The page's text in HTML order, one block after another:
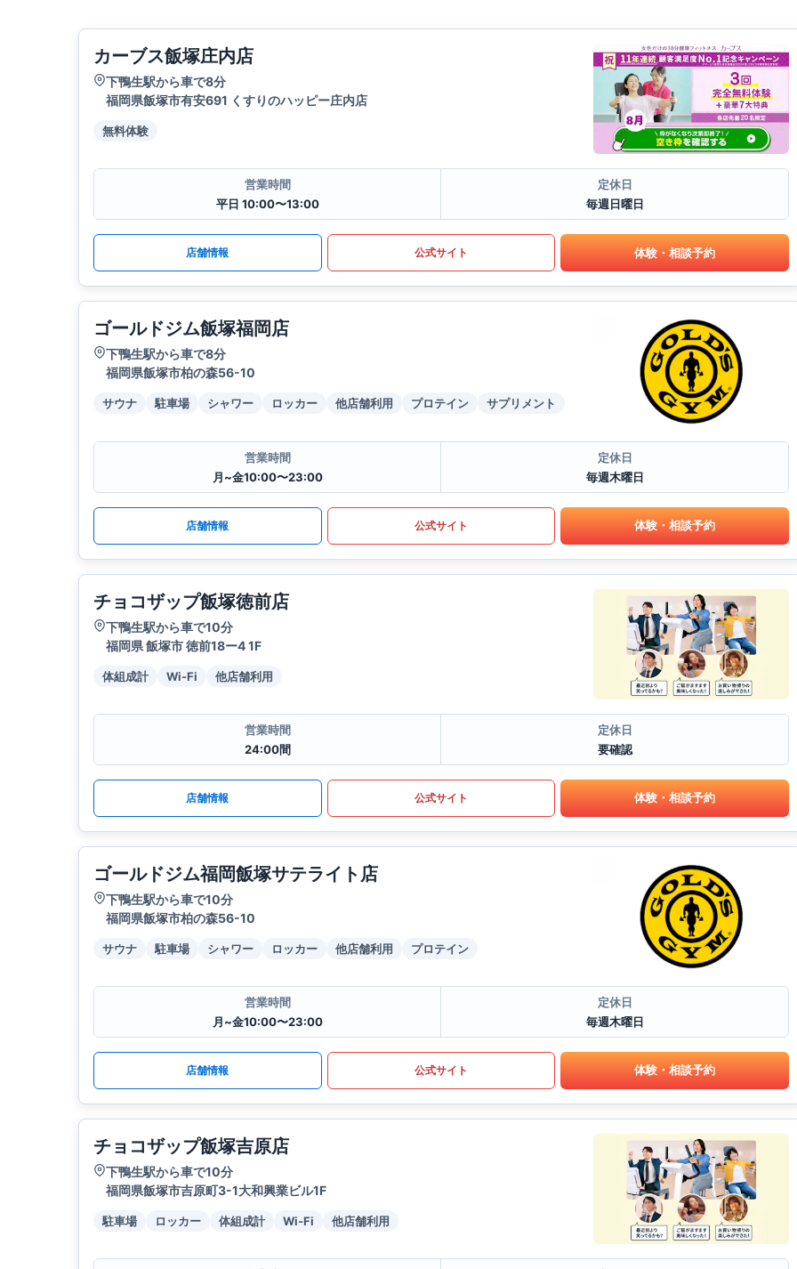
カーブス飯塚庄内店
下鴨生駅から車で8分
福岡県飯塚市有安691 くすりのハッピー庄内店
無料体験
営業時間
平日 10:00〜13:00
定休日
毎週日曜日
店舗情報 公式サイト 体験・相談予約
ゴールドジム飯塚福岡店
下鴨生駅から車で8分
福岡県飯塚市柏の森56-10
サウナ 駐車場 シャワー ロッカー 他店舗利用 プロテイン サプリメント
営業時間
月~金10:00〜23:00
定休日
毎週木曜日
店舗情報 公式サイト 体験・相談予約
チョコザップ飯塚徳前店
下鴨生駅から車で10分
福岡県 飯塚市 徳前18ー4 1F
体組成計 Wi-Fi 他店舗利用
営業時間
24:00間
定休日
要確認
店舗情報 公式サイト 体験・相談予約
ゴールドジム福岡飯塚サテライト店
下鴨生駅から車で10分
福岡県飯塚市柏の森56-10
サウナ 駐車場 シャワー ロッカー 他店舗利用 プロテイン
営業時間
月~金10:00〜23:00
定休日
毎週木曜日
店舗情報 公式サイト 体験・相談予約
チョコザップ飯塚吉原店
下鴨生駅から車で10分
福岡県飯塚市吉原町3-1大和興業ビル1F
駐車場 ロッカー 体組成計 Wi-Fi 他店舗利用